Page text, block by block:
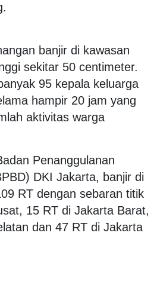
banjir di kawasan
sekitar 50 centimeter.
95 kepala keluarga
hampir 20 jam yang
aktivitas warga
Penanggulanan
DKI Jakarta, banjir di
RT dengan sebaran titik
15 RT di Jakarta Barat,
dan 47 RT di Jakarta